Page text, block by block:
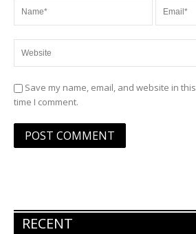
Save my name, email, and website in
time I comment.
RECENT